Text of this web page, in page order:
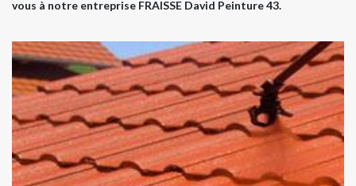
vous à notre entreprise FRAISSE David Peinture 43.